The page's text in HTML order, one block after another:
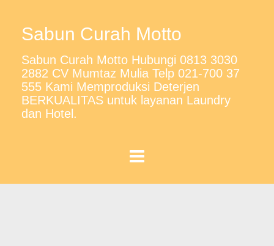
Sabun Curah Motto
Sabun Curah Motto Hubungi 0813 3030
2882 CV Mumtaz Mulia Telp 021-700 37
555 Kami Memproduksi Deterjen
BERKUALITAS untuk layanan Laundry
dan Hotel.